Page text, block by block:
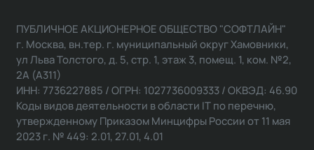
ПУБЛИЧНОЕ АКЦИОНЕРНОЕ ОБЩЕСТВО "СОФТЛАЙН"
г. Москва, вн.тер. г. муниципальный округ Хамовники,
ул Льва Толстого, д. 5, стр. 1, этаж 3, помещ. 1, ком. №2,
2А (А311)
ИНН: 7736227885 / ОГРН: 1027736009333 / ОКВЭД: 46.90
Коды видов деятельности в области IT по перечню,
утвержденному Приказом Минцифры России от 11 мая
2023 г. № 449: 2.01, 27.01, 4.01